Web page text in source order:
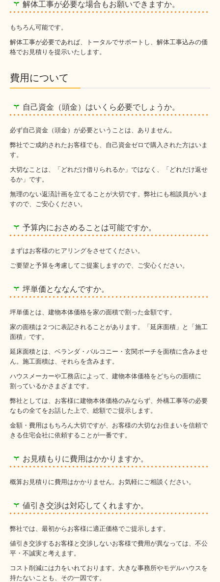
解体工事が必要な場合もお願いできますか。
もちろん可能です。
解体工事が必要であれば、トータルでサポートし、解体工事込みの価
格でお見積りを提示いたします。
費用について
自己資金（頭金）はいくら必要でしょうか。
必ず自己資金（頭金）が必要ということは、ありません。
弊社でご成約されたお客様でも、自己資金ゼロで購入された方はいま
す。
大切なことは、「どれだけ借りられるか」ではなく、「どれだけ返せ
るか」です。
無理のない返済計画を立てることが大切です。弊社にも相談員がいま
すので、ご安心ください。
予算内におさめることは可能ですか。
まずはお客様のヒアリングをさせてください。
ご要望と予算を考慮してご提案しますので、ご安心ください。
坪単価とななんですか。
坪単価とは、建物本体価格を家の面積で割った金額です。
家の面積は２つに表記されることがあります。「延床面積」と「施工
面積」です。
延床面積とは、ベランダ・バルコニー・玄関ポーチを面積に含みませ
ん。施工面積は、それらを含みます。
ハウスメーカーや工務店によって、建物本体価格をどちらの面積に
割っているかさまざまです。
弊社としては、お客様に建物本体価格のみならず、外構工事等の必要
なもの全てをお話した上で、総額でご提示します。
金額・費用はもちろん大切ですが、お客様の大切なお住まいを信頼で
きる住宅会社に依頼することが一番です。
お見積もりに費用はかかりますか。
概算お見積りに費用はかかりません。お気軽にご相談ください。
値引き交渉は対応してくれますか。
弊社では、最初からお客様に適正価格でご提示します。
値引き交渉するお客様と交渉しないお客様で費用が異なっては、不公
平・不誠実と考えます。
コスト削減には力をいれております。大きな事務所やモデルハウスを
持たないことも、その一因です。